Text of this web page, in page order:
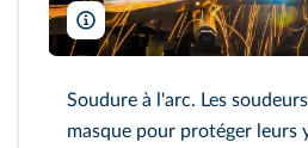
Josch13/Pixabay
Soudure à l'arc. Les
masque pour protéger leurs